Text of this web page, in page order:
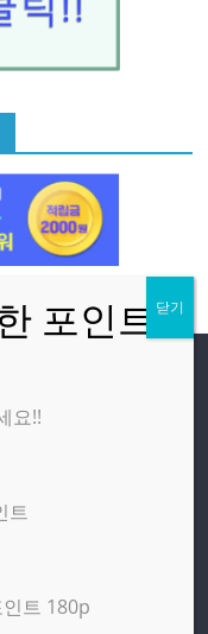
요!!
트
트 180p